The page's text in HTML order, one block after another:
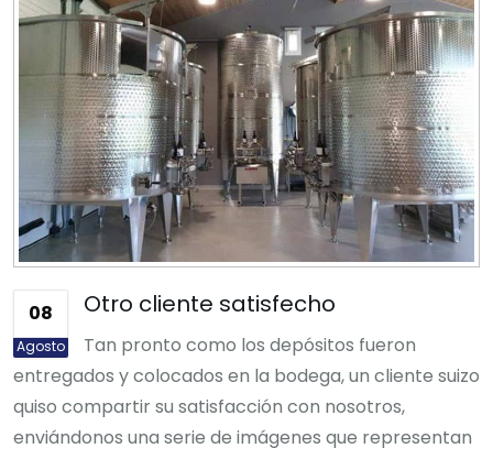
08
Agosto
Otro cliente satisfecho
Tan pronto como los depósitos fueron
entregados y colocados en la bodega, un cliente suizo
quiso compartir su satisfacción con nosotros,
enviándonos una serie de imágenes que representan